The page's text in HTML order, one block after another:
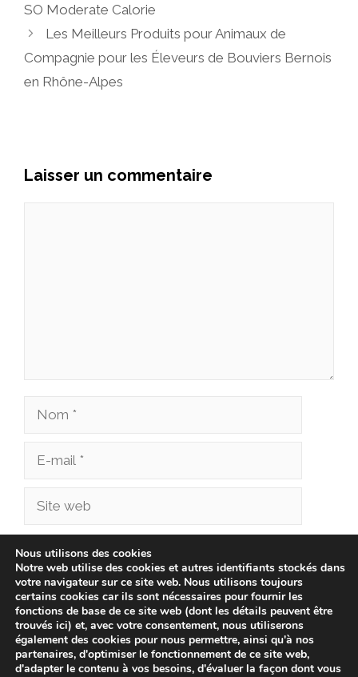
SO Moderate Calorie
Les Meilleurs Produits pour Animaux de
Compagnie pour les Éleveurs de Bouviers Bernois
en Rhône-Alpes
Laisser un commentaire
Nom
Site
Enregistrer mon nom, mon e-mail et mon site
dans le navigateur pour mon prochain
commentaire.
Nous utilisons des cookies
Notre web utilise des cookies et autres identifiants stockés dans
votre navigateur sur ce site web. Nous utilisons toujours
certains cookies car ils sont nécessaires pour fournir les
fonctions de base de ce site web (dont les détails peuvent être
trouvés ici) et, avec votre consentement, nous utiliserons
également des cookies pour nous permettre, ainsi qu'à nos
partenaires, d'optimiser le fonctionnement de ce site web,
d'adapter le contenu à vos besoins, d'évaluer la façon dont vous